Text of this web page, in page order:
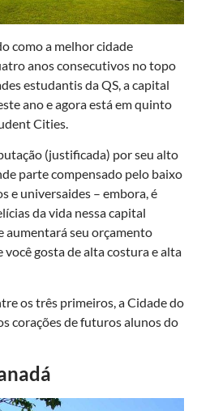
como a melhor cidade
anos consecutivos no topo
estudantis da QS, a capital
ano e agora está em quinto
Cities.
(justificada) por seu alto
parte compensado pelo baixo
e universaides – embora, é
da vida nessa capital
aumentará seu orçamento
gosta de alta costura e alta
os três primeiros, a Cidade do
corações de futuros alunos do